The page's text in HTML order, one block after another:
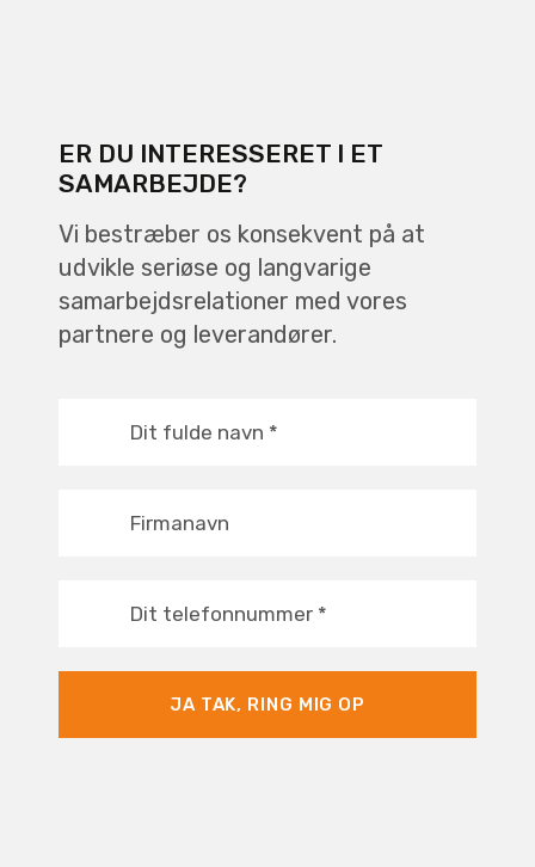
ER DU INTERESSERET I ET
SAMARBEJDE?
Vi bestræber os konsekvent på at
udvikle seriøse og langvarige
samarbejdsrelationer med vores
partnere og leverandører.
Dit fulde navn *
Firmanavn
Dit telefonnummer *
JA TAK, RING MIG OP